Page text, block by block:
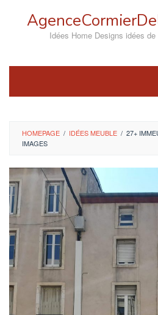
Idées Home Designs idées
HOMEPAGE / IDÉES MEUBLE / 27+
IMAGES